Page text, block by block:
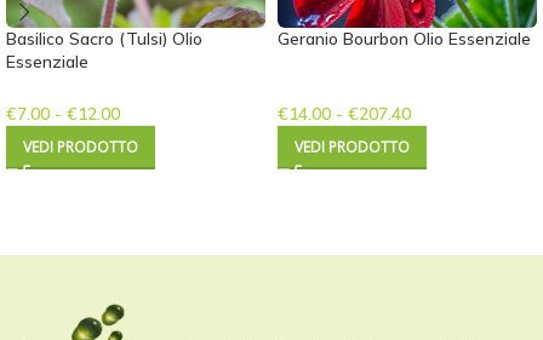
Basilico Sacro (Tulsi) Olio
Essenziale
€7.00 - €12.00
VEDI PRODOTTO
Geranio Bourbon Olio Essenziale
€14.00 - €207.40
VEDI PRODOTTO